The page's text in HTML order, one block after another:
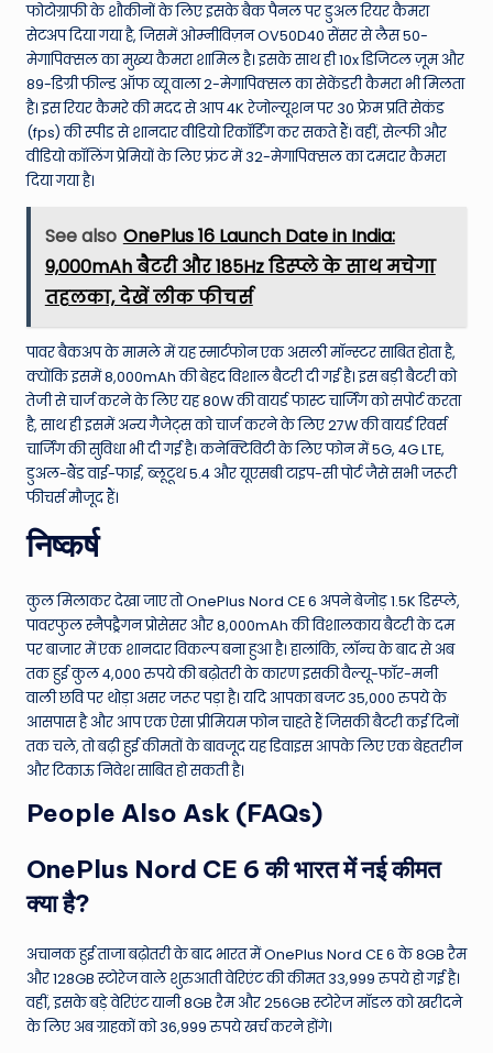
फोटोग्राफी के शौकीनों के लिए इसके बैक पैनल पर डुअल रियर कैमरा
सेटअप दिया गया है, जिसमें ओम्नीविज़न OV50D40 सेंसर से लैस 50-
मेगापिक्सल का मुख्य कैमरा शामिल है। इसके साथ ही 10x डिजिटल ज़ूम और
89-डिग्री फील्ड ऑफ व्यू वाला 2-मेगापिक्सल का सेकेंडरी कैमरा भी मिलता
है। इस रियर कैमरे की मदद से आप 4K रेजोल्यूशन पर 30 फ्रेम प्रति सेकंड
(fps) की स्पीड से शानदार वीडियो रिकॉर्डिंग कर सकते हैं। वहीं, सेल्फी और
वीडियो कॉलिंग प्रेमियों के लिए फ्रंट में 32-मेगापिक्सल का दमदार कैमरा
दिया गया है।
See also OnePlus 16 Launch Date in India:
9,000mAh बैटरी और 185Hz डिस्प्ले के साथ मचेगा
तहलका, देखें लीक फीचर्स
पावर बैकअप के मामले में यह स्मार्टफोन एक असली मॉन्स्टर साबित होता है,
क्योंकि इसमें 8,000mAh की बेहद विशाल बैटरी दी गई है। इस बड़ी बैटरी को
तेजी से चार्ज करने के लिए यह 80W की वायर्ड फास्ट चार्जिंग को सपोर्ट करता
है, साथ ही इसमें अन्य गैजेट्स को चार्ज करने के लिए 27W की वायर्ड रिवर्स
चार्जिंग की सुविधा भी दी गई है। कनेक्टिविटी के लिए फोन में 5G, 4G LTE,
डुअल-बैंड वाई-फाई, ब्लूटूथ 5.4 और यूएसबी टाइप-सी पोर्ट जैसे सभी जरूरी
फीचर्स मौजूद हैं।
निष्कर्ष
कुल मिलाकर देखा जाए तो OnePlus Nord CE 6 अपने बेजोड़ 1.5K डिस्प्ले,
पावरफुल स्नैपड्रैगन प्रोसेसर और 8,000mAh की विशालकाय बैटरी के दम
पर बाजार में एक शानदार विकल्प बना हुआ है। हालांकि, लॉन्च के बाद से अब
तक हुई कुल 4,000 रुपये की बढ़ोतरी के कारण इसकी वैल्यू-फॉर-मनी
वाली छवि पर थोड़ा असर जरूर पड़ा है। यदि आपका बजट 35,000 रुपये के
आसपास है और आप एक ऐसा प्रीमियम फोन चाहते हैं जिसकी बैटरी कई दिनों
तक चले, तो बढ़ी हुई कीमतों के बावजूद यह डिवाइस आपके लिए एक बेहतरीन
और टिकाऊ निवेश साबित हो सकती है।
People Also Ask (FAQs)
OnePlus Nord CE 6 की भारत में नई कीमत
क्या है?
अचानक हुई ताजा बढ़ोतरी के बाद भारत में OnePlus Nord CE 6 के 8GB रैम
और 128GB स्टोरेज वाले शुरुआती वेरिएंट की कीमत 33,999 रुपये हो गई है।
वहीं, इसके बड़े वेरिएंट यानी 8GB रैम और 256GB स्टोरेज मॉडल को खरीदने
के लिए अब ग्राहकों को 36,999 रुपये खर्च करने होंगे।